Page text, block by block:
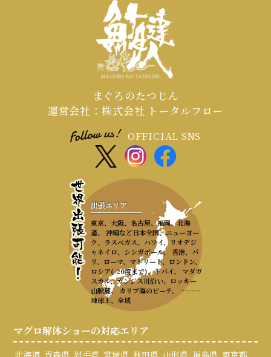
まぐろのたつじん
運営会社：株式会社 トータルフロー
OFFICIAL SNS
出張エリア
東京、大阪、名古屋、福岡、北海
道、 沖縄など日本全国、ニューヨー
ク、ラスベガス、ハワイ、リオデジ
ャネイロ、シンガポール、 香港、パ
リ、ローマ、マドリード、ロンドン、
ロシア(-20度まで)、ドバイ、 マダガ
スカル、ガンジス川沿い、ロッキー
山脈麓、 カリブ海のビーチ、 ………
地球上、全域
マグロ解体ショーの対応エリア
北海道 青森県 岩手県 宮城県 秋田県 山形県 福島県 東京都